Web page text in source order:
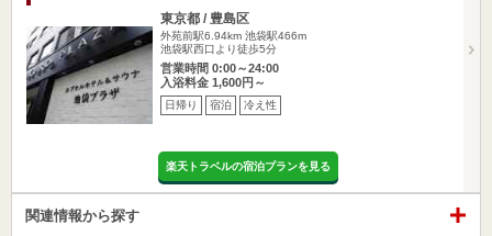
東京都 / 豊島区
外苑前駅6.94km 池袋駅466m
池袋駅西口より徒歩5分
営業時間 0:00～24:00
入浴料金 1,600円～
日帰り 宿泊 冷え性
楽天トラベルの宿泊プランを見る
関連情報から探す